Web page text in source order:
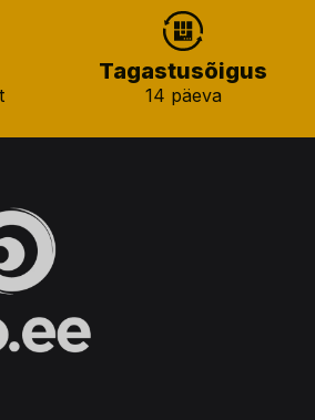
Tagastusõigus
14 päeva